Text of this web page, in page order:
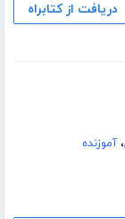
دریافت از کتابراه
،آموزنده